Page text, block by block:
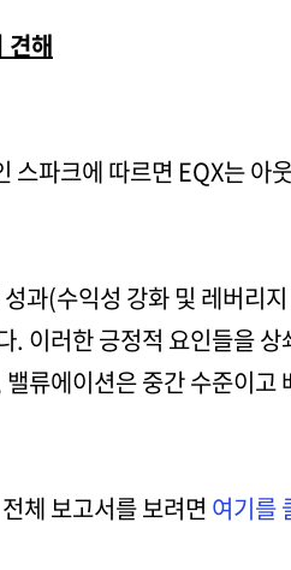
견해
스파크에 따르면 EQX는 아
과(수익성 강화 및 레버리
. 이러한 긍정적 요인들을
류에이션은 중간 수준이고
체 보고서를 보려면 여기를